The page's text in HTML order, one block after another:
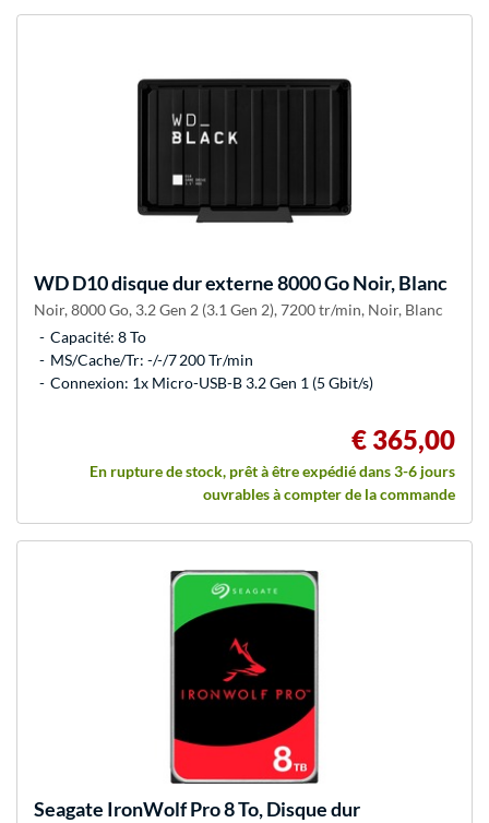
WDD10 disque dur externe 8000 Go Noir, Blanc
Noir, 8000 Go, 3.2 Gen 2 (3.1 Gen 2), 7200 tr/min, Noir, Blanc
Capacité: 8 To
MS/Cache/Tr: -/-/7 200 Tr/min
Connexion: 1x Micro-USB-B 3.2 Gen 1 (5 Gbit/s)
€ 365,00
En rupture de stock, prêt à être expédié dans 3-6 jours
ouvrables à compter de la commande
Seagate IronWolf Pro 8 To, Disque dur